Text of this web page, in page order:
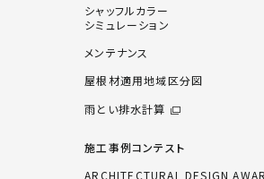
シャッフルカラー
シミュレーション
メンテナンス
屋根材適用地域区分図
雨とい排水計算
施工事例コンテスト
ARCHITECTURAL DESIGN